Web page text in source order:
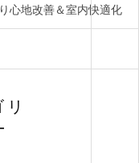
心地改善＆室内快適化